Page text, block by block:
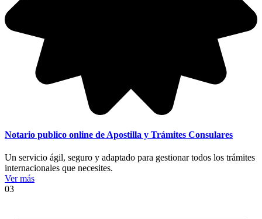
Notario publico online de Apostilla y Trámites Consulares
Un servicio ágil, seguro y adaptado para gestionar todos los trámites
internacionales que necesites.
Ver más
03